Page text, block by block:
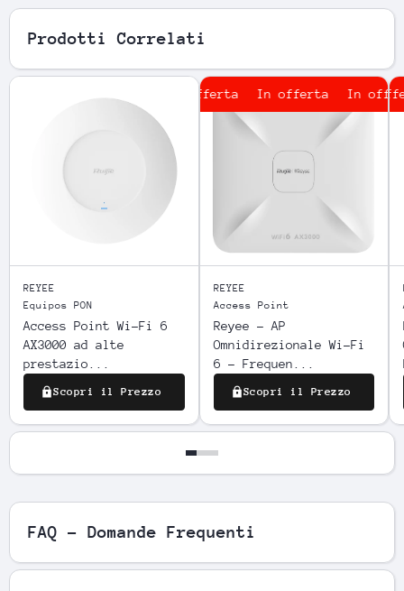
Prodotti Correlati
REYEE
Equipos PON
Access Point Wi-Fi 6
AX3000 ad alte
prestazio...
Scopri il Prezzo
In offerta In offerta In offerta
REYEE
Access Point
Reyee - AP
Omnidirezionale Wi-Fi
6 - Frequen...
Scopri il Prezzo
In
FAQ - Domande Frequenti